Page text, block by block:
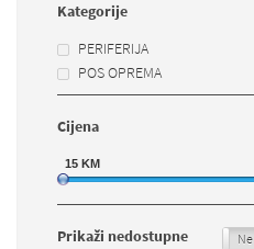
Kategorije
PERIFERIJA
POS OPREMA
Cijena
15 KM
Prikaži nedostupne Ne